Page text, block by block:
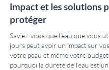
impact et les solutions
protéger
Saviez-vous que l’eau que vous
jours peut avoir un impact sur
votre peau et même votre
pourquoi la dureté de l’eau est